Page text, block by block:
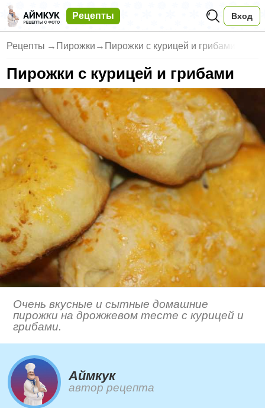
Рецепты Вход
Рецепты → Пирожки → Пирожки с курицей и грибами
Пирожки с курицей и грибами
Очень вкусные и сытные домашние
пирожки на дрожжевом тесте с курицей и
грибами.
Аймкук
автор рецепта